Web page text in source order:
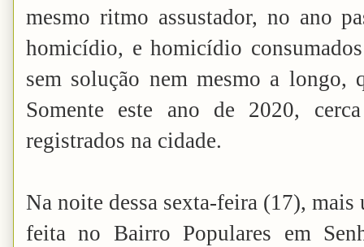
mesmo ritmo assustador, no ano
homicídio, e homicídio
sem solução nem mesmo a longo,
Somente este ano de 2020,
registrados na cidade.
Na noite dessa sexta-feira (17), mais
feita no Bairro Populares em